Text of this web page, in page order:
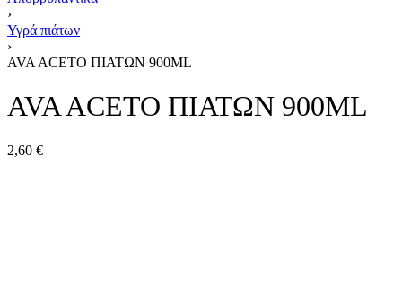
›
Υγρά πιάτων
›
AVA ACETO ΠΙΑΤΩΝ 900ΜL
AVA ACETO ΠΙΑΤΩΝ 900ΜL
2,60 €